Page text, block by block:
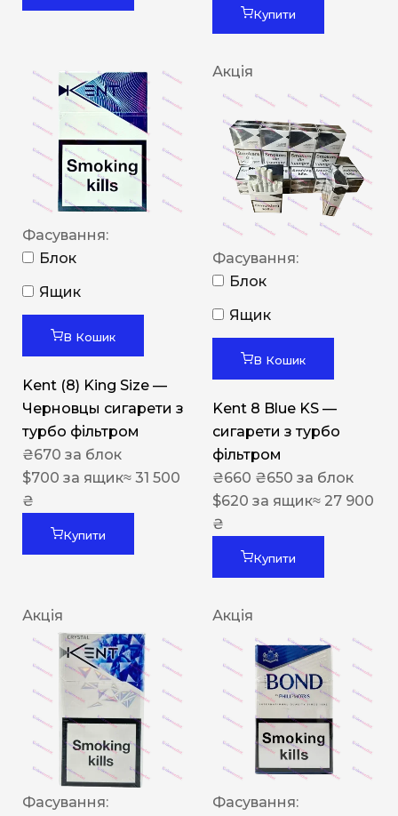
Купити
Фасування:
Блок
Ящик
В Кошик
Kent (8) King Size —
Черновцы сигарети з
турбо фільтром
₴670 за блок
$700 за ящик≈ 31 500
₴
Купити
Акція
Фасування:
Блок
Ящик
В Кошик
Kent 8 Blue KS —
сигарети з турбо
фільтром
₴660 ₴650 за блок
$620 за ящик≈ 27 900
₴
Купити
Акція
Фасування:
Акція
Фасування: